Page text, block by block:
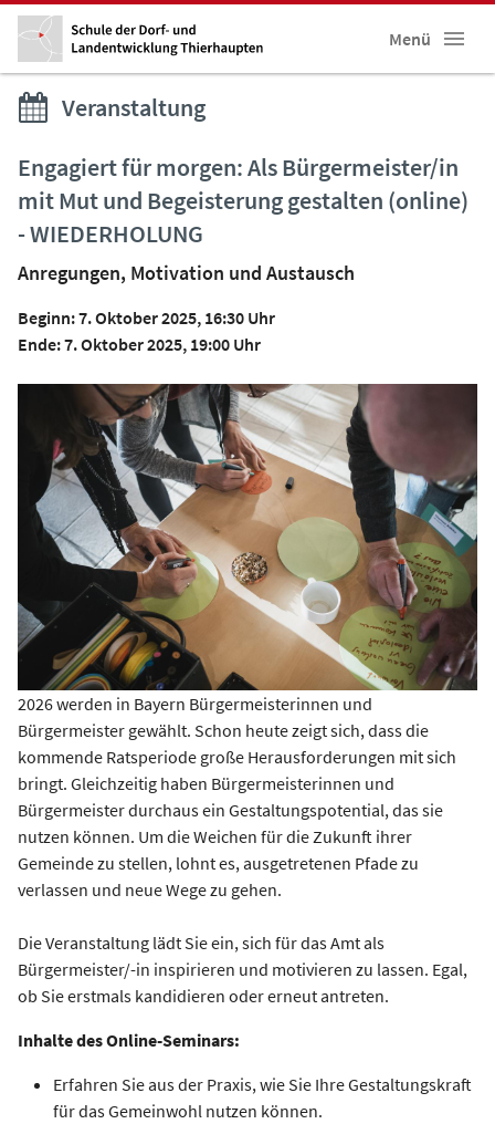
Menü
Veranstaltung
Engagiert für morgen: Als Bürgermeister/in
mit Mut und Begeisterung gestalten (online)
- WIEDERHOLUNG
Anregungen, Motivation und Austausch
Beginn: 7. Oktober 2025, 16:30 Uhr
Ende: 7. Oktober 2025, 19:00 Uhr
2026 werden in Bayern Bürgermeisterinnen und
Bürgermeister gewählt. Schon heute zeigt sich, dass die
kommende Ratsperiode große Herausforderungen mit sich
bringt. Gleichzeitig haben Bürgermeisterinnen und
Bürgermeister durchaus ein Gestaltungspotential, das sie
nutzen können. Um die Weichen für die Zukunft ihrer
Gemeinde zu stellen, lohnt es, ausgetretenen Pfade zu
verlassen und neue Wege zu gehen.
Die Veranstaltung lädt Sie ein, sich für das Amt als
Bürgermeister/-in inspirieren und motivieren zu lassen. Egal,
ob Sie erstmals kandidieren oder erneut antreten.
Inhalte des Online-Seminars:
Erfahren Sie aus der Praxis, wie Sie Ihre Gestaltungskraft
für das Gemeinwohl nutzen können.